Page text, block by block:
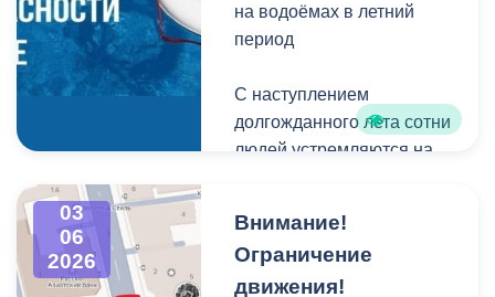
отнестись к данной
ситуации и заранее
на водоёмах в летний
период
С наступлением
долгожданного лета сотни
людей устремляются на
человека, помогающий
получить максимум
удовольствия от отдыха и
03
06
2026
Внимание!
Ограничение
движения!